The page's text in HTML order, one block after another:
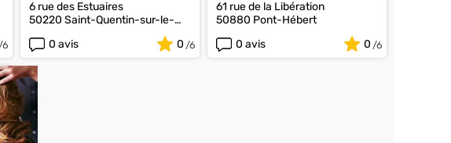
6 rue des Estuaires
50220 Saint-Quentin-sur-le-
0 avis 0
61 rue de la Libération
50880 Pont-Hébert
0 avis
0